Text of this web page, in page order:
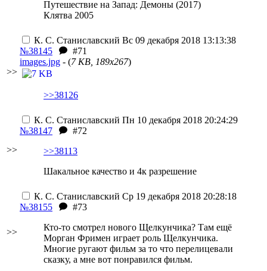
Путешествие на Запад: Демоны (2017)
Клятва 2005
>>
К. С. Станиславский Вс 09 декабря 2018 13:13:38
№38145
#71
images.jpg - (7 KB, 189x267)
>>38126
>>
К. С. Станиславский Пн 10 декабря 2018 20:24:29
№38147
#72
>>38113
Шакальное качество и 4к разрешение
>>
К. С. Станиславский Ср 19 декабря 2018 20:28:18
№38155
#73
Кто-то смотрел нового Щелкунчика? Там ещё
Морган Фримен играет роль Щелкунчика.
Многие ругают фильм за то что перелицевали
сказку, а мне вот понравился фильм.